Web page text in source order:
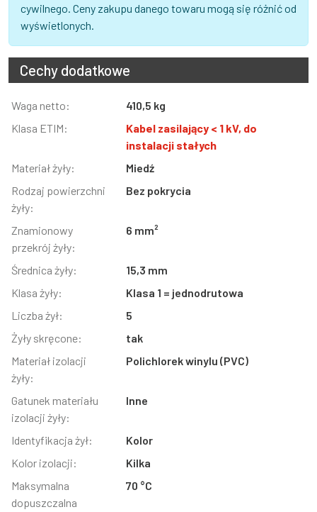
cywilnego. Ceny zakupu danego towaru mogą się różnić od
wyświetlonych.
Cechy dodatkowe
Informacja
Wartość
Waga netto:
410,5 kg
Klasa ETIM:
Kabel zasilający < 1 kV, do
instalacji stałych
Materiał żyły:
Miedź
Rodzaj powierzchni
żyły:
Bez pokrycia
Znamionowy
przekrój żyły:
6 mm²
Średnica żyły:
15,3 mm
Klasa żyły:
Klasa 1 = jednodrutowa
Liczba żył:
5
Żyły skręcone:
tak
Materiał izolacji
żyły:
Polichlorek winylu (PVC)
Gatunek materiału
izolacji żyły:
Inne
Identyfikacja żył:
Kolor
Kolor izolacji:
Kilka
Maksymalna
dopuszczalna
70 °C